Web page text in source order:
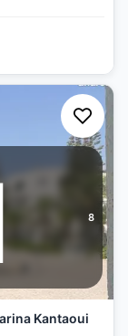
8
Kantaoui